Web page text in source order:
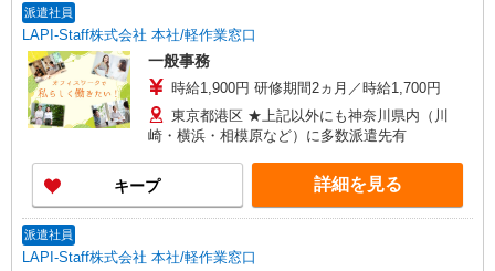
派遣社員
LAPI-Staff株式会社 本社/軽作業窓口
一般事務
時給1,900円 研修期間2ヵ月／時給1,700円
東京都港区 ★上記以外にも神奈川県内（川
崎・横浜・相模原など）に多数派遣先有
キープ 詳細を見る
派遣社員
LAPI-Staff株式会社 本社/軽作業窓口